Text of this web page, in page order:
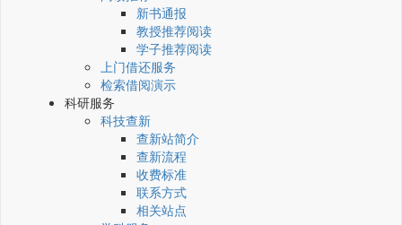
新书通报
教授推荐阅读
学子推荐阅读
上门借还服务
检索借阅演示
科研服务
科技查新
查新站简介
查新流程
收费标准
联系方式
相关站点